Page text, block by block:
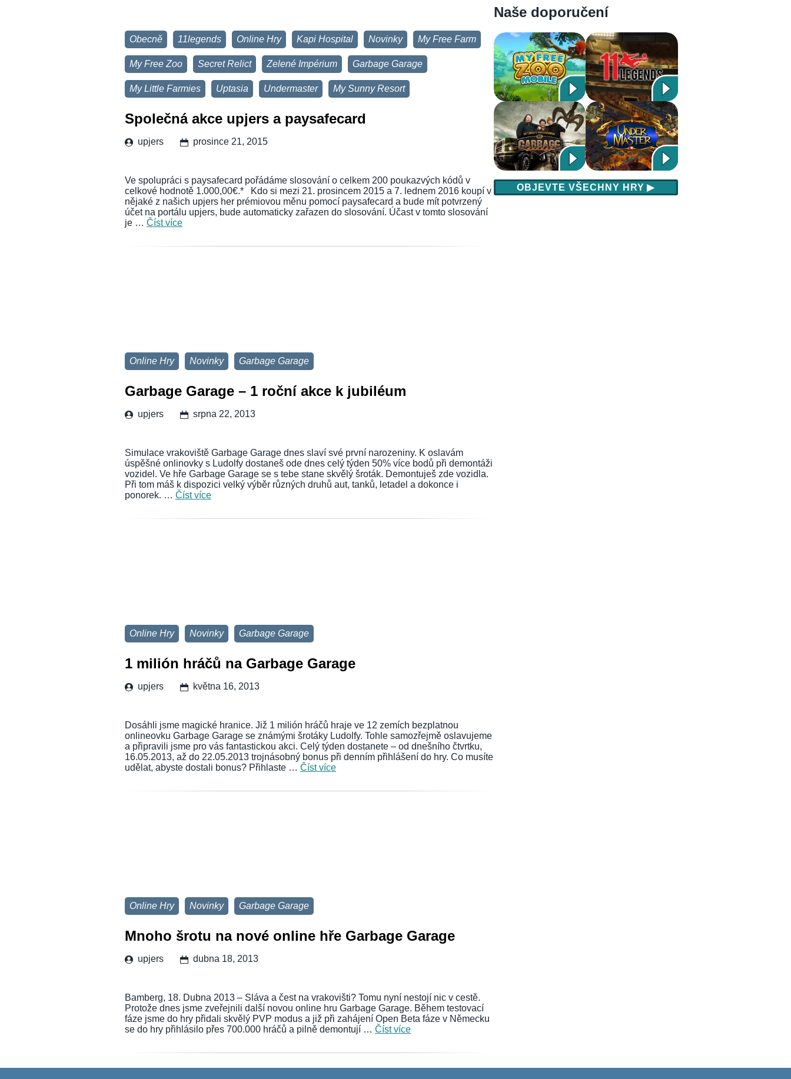
Obecně 11legends Online Hry Kapi Hospital Novinky My Free Farm
My Free Zoo Secret Relict Zelené Impérium Garbage Garage
My Little Farmies Uptasia Undermaster My Sunny Resort
Společná akce upjers a paysafecard
upjers prosince 21, 2015
Ve spolupráci s paysafecard pořádáme slosování o celkem 200 poukazvých kódů v
celkové hodnotě 1.000,00€.* Kdo si mezi 21. prosincem 2015 a 7. lednem 2016 koupí v
nějaké z našich upjers her prémiovou měnu pomocí paysafecard a bude mít potvrzený
účet na portálu upjers, bude automaticky zařazen do slosování. Účast v tomto slosování
je … Číst více
Online Hry Novinky Garbage Garage
Garbage Garage – 1 roční akce k jubiléum
upjers srpna 22, 2013
Simulace vrakoviště Garbage Garage dnes slaví své první narozeniny. K oslavám
úspěšné onlinovky s Ludolfy dostaneš ode dnes celý týden 50% více bodů při demontáži
vozidel. Ve hře Garbage Garage se s tebe stane skvělý šroták. Demontuješ zde vozidla.
Při tom máš k dispozici velký výběr různých druhů aut, tanků, letadel a dokonce i
ponorek. … Číst více
Online Hry Novinky Garbage Garage
1 milión hráčů na Garbage Garage
upjers května 16, 2013
Dosáhli jsme magické hranice. Již 1 milión hráčů hraje ve 12 zemích bezplatnou
onlineovku Garbage Garage se známými šrotáky Ludolfy. Tohle samozřejmě oslavujeme
a připravili jsme pro vás fantastickou akci. Celý týden dostanete – od dnešního čtvrtku,
16.05.2013, až do 22.05.2013 trojnásobný bonus při denním přihlášení do hry. Co musíte
udělat, abyste dostali bonus? Přihlaste … Číst více
Online Hry Novinky Garbage Garage
Mnoho šrotu na nové online hře Garbage Garage
upjers dubna 18, 2013
Bamberg, 18. Dubna 2013 – Sláva a čest na vrakovišti? Tomu nyní nestojí nic v cestě.
Protože dnes jsme zveřejnili další novou online hru Garbage Garage. Během testovací
fáze jsme do hry přidali skvělý PVP modus a již při zahájení Open Beta fáze v Německu
se do hry přihlásilo přes 700.000 hráčů a pilně demontují … Číst více
Naše doporučení
OBJEVTE VŠECHNY HRY▶